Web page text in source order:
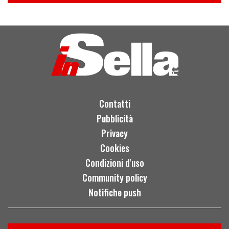
Contatti
Pubblicità
Privacy
Cookies
Condizioni d'uso
Community policy
Notifiche push